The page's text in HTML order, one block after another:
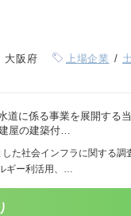
大阪府 上場企業
道に係る事業を展開する
屋の建築付…
た社会インフラに関する調
ギー利活用、…